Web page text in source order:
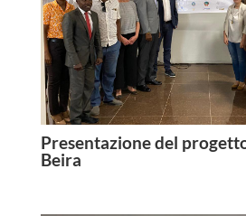
Presentazione del
Beira